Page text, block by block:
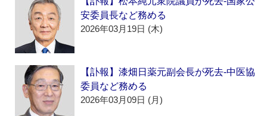
安委員長など務める
2026年03月19日 (木)
【訃報】漆畑日薬元副会長が死去‐中医協
委員など務める
2026年03月09日 (月)